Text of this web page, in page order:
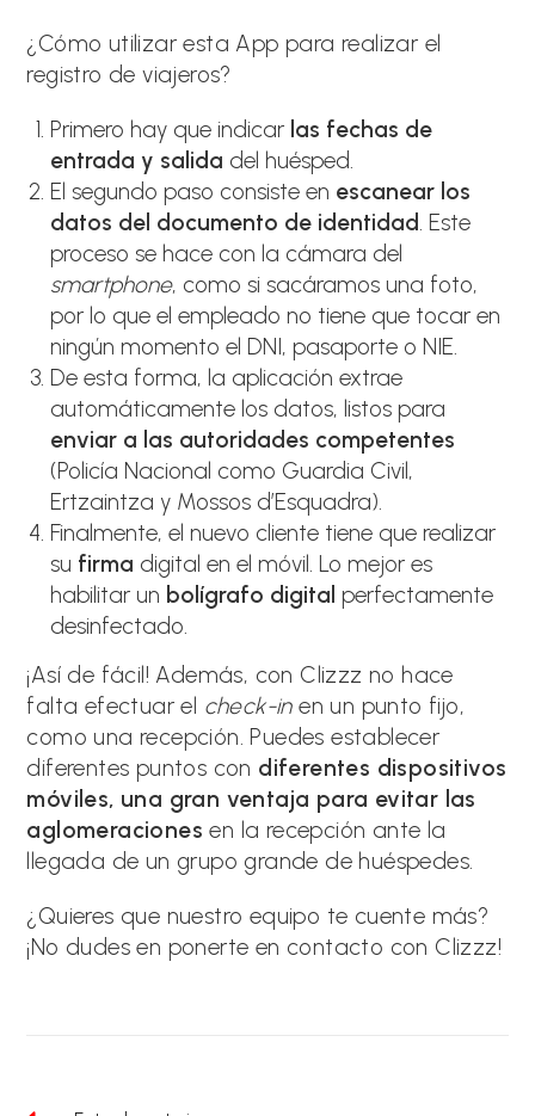
¿Cómo utilizar esta App para realizar el
registro de viajeros?
Primero hay que indicar las fechas de
entrada y salida del huésped.
El segundo paso consiste en escanear los
datos del documento de identidad. Este
proceso se hace con la cámara del
smartphone, como si sacáramos una foto,
por lo que el empleado no tiene que tocar en
ningún momento el DNI, pasaporte o NIE.
De esta forma, la aplicación extrae
automáticamente los datos, listos para
enviar a las autoridades competentes
(Policía Nacional como Guardia Civil,
Ertzaintza y Mossos d’Esquadra).
Finalmente, el nuevo cliente tiene que realizar
su firma digital en el móvil. Lo mejor es
habilitar un bolígrafo digital perfectamente
desinfectado.
¡Así de fácil! Además, con Clizzz no hace
falta efectuar el check-inen un punto fijo,
como una recepción. Puedes establecer
diferentes puntos con diferentes dispositivos
móviles, una gran ventaja para evitar las
aglomeraciones en la recepción ante la
llegada de un grupo grande de huéspedes.
¿Quieres que nuestro equipo te cuente más?
¡No dudes en ponerte en contacto con Clizzz!